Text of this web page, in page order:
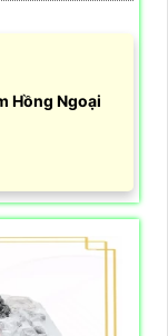
Hồng Ngoại